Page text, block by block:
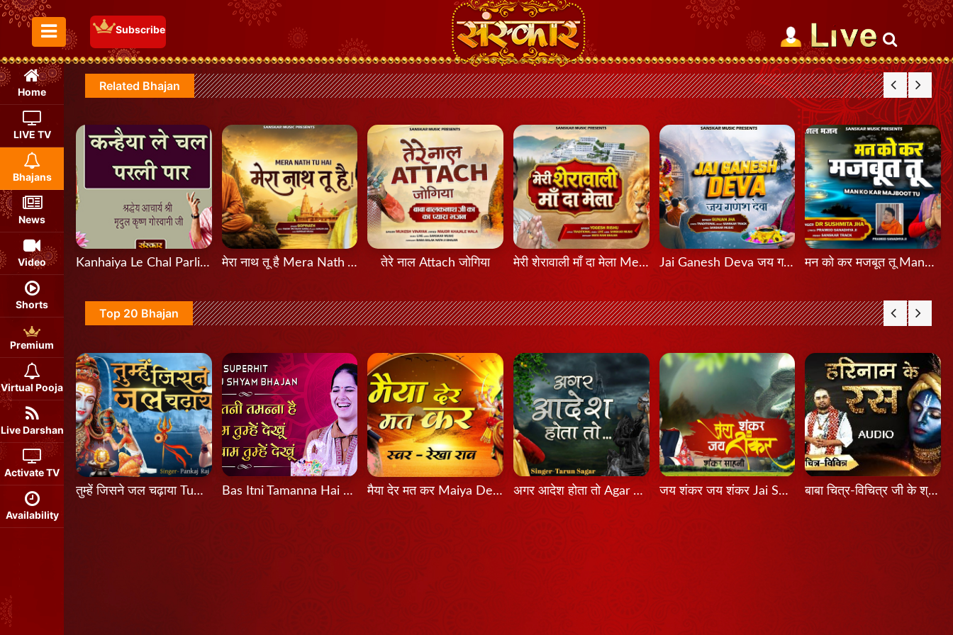
Toggle Menu
Subscribe
Home
LIVE TV
Bhajans
News
Video
Shorts
Premium
Virtual Pooja
Live Darshan
Activate TV
Availability
Related Bhajan
Kanhaiya Le Chal Parli Par मेरा नाथ तू है Mera Nath Tu Hai तेरे नाल Attach जोगिया मेरी शेरावाली माँ दा मेला Meri Sherawali Maa Da Mela Jai Ganesh Deva जय गणेश देवा मन को कर मजबूत तू Mann Ko Kar Majboot Tu
Top 20 Bhajan
तुम्हें जिसने जल चढ़ाया Tumhein Jisne Jal Chadhaya Bas Itni Tamanna Hai - Jaya Kishori मैया देर मत कर Maiya Der Mat Kar अगर आदेश होता तो Agar Aadesh Hota To जय शंकर जय शंकर Jai Shankar Jai Shankar बाबा चित्र-विचित्र जी के श्री मुख से श्रवण कीजिए श्रीकृष्ण का यह भजन...हरिनाम के रस...latest Bhajan